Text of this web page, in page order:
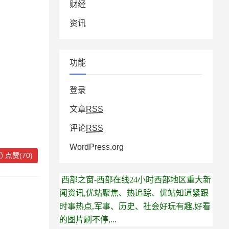
点赞(70)
财经
资讯
功能
登录
文章RSS
评论RSS
WordPress.org
西部之窗-西部在线24小时西部地区重大新
闻资讯,优站聚焦、热追踪、优站知道紧跟
时事热点,军事、历史、社会好玩有趣,好看
的图片刷不停,...